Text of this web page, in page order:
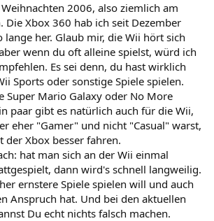
2006, also ziemlich am
Die Xbox 360 hab ich seit Dezember
her. Glaub mir, die Wii hört sich
wenn du oft alleine spielst, würd ich
Es sei denn, du hast wirklich
Sports oder sonstige Spiele spielen.
Super Mario Galaxy oder No More
paar gibt es natürlich auch für die Wii,
eher "Gamer" und nicht "Casual" warst,
Xbox besser fahren.
hat man sich an der Wii einmal
dann wird's schnell langweilig.
ernstere Spiele spielen will und auch
Anspruch hat. Und bei den aktuellen
Du echt nichts falsch machen.